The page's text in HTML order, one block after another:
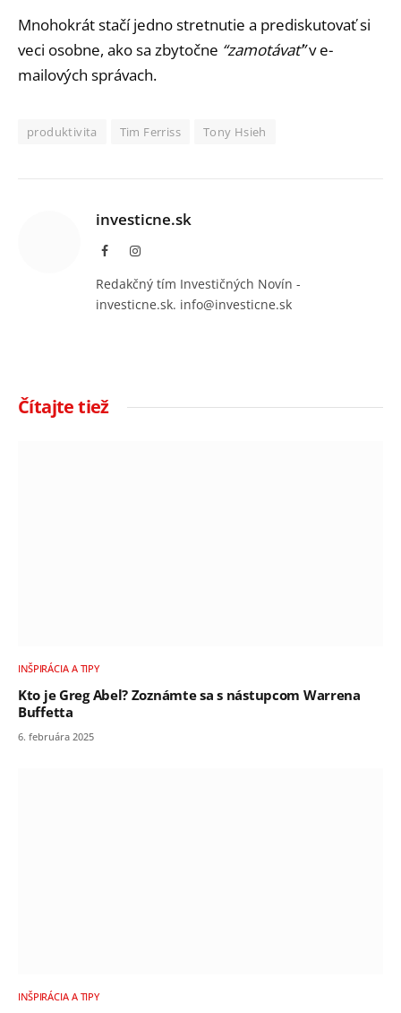
Mnohokrát stačí jedno stretnutie a prediskutovať si
veci osobne, ako sa zbytočne “zamotávať”v e-
mailových správach.
produktivita Tim Ferriss Tony Hsieh
investicne.sk
FacebookInstagram
Redakčný tím Investičných Novín -
investicne.sk. info@investicne.sk
Čítajte tiež
INŠPIRÁCIA A TIPY
Kto je Greg Abel? Zoznámte sa s nástupcom Warrena
Buffetta
6. februára 2025
INŠPIRÁCIA A TIPY